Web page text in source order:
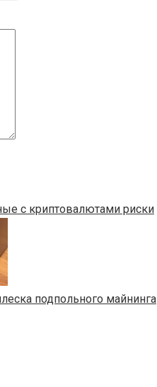
с криптовалютами риски
подпольного майнинга